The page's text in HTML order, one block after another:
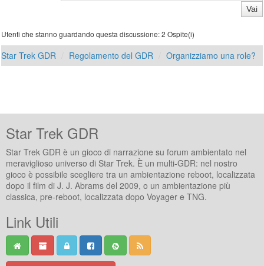
Utenti che stanno guardando questa discussione: 2 Ospite(i)
Star Trek GDR Regolamento del GDR Organizziamo una role?
Star Trek GDR
Star Trek GDR è un gioco di narrazione su forum ambientato nel
meraviglioso universo di Star Trek. È un multi-GDR: nel nostro
gioco è possibile scegliere tra un ambientazione reboot, localizzata
dopo il film di J. J. Abrams del 2009, o un ambientazione più
classica, pre-reboot, localizzata dopo Voyager e TNG.
Link Utili